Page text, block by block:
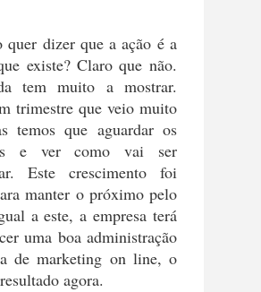
quer dizer que a ação é a
existe? Claro que não.
tem muito a mostrar.
trimestre que veio muito
temos que aguardar os
e ver como vai ser
Este crescimento foi
manter o próximo pelo
a este, a empresa terá
uma boa administração
de marketing on line, o
agora.